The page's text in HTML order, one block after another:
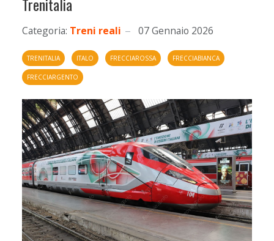
Categoria: Treni reali 07 Gennaio 2026
TRENITALIA ITALO FRECCIAROSSA FRECCIABIANCA
FRECCIARGENTO